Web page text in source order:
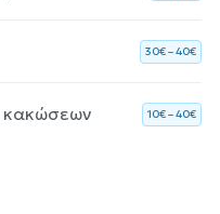
30€ – 40€
κακώσεων 10€ – 40€